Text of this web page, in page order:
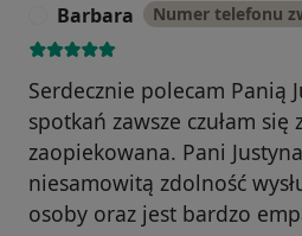
Barbara Numer telefonu
Serdecznie polecam Panią
spotkań zawsze czułam się
zaopiekowana. Pani
niesamowitą zdolność
osoby oraz jest bardzo